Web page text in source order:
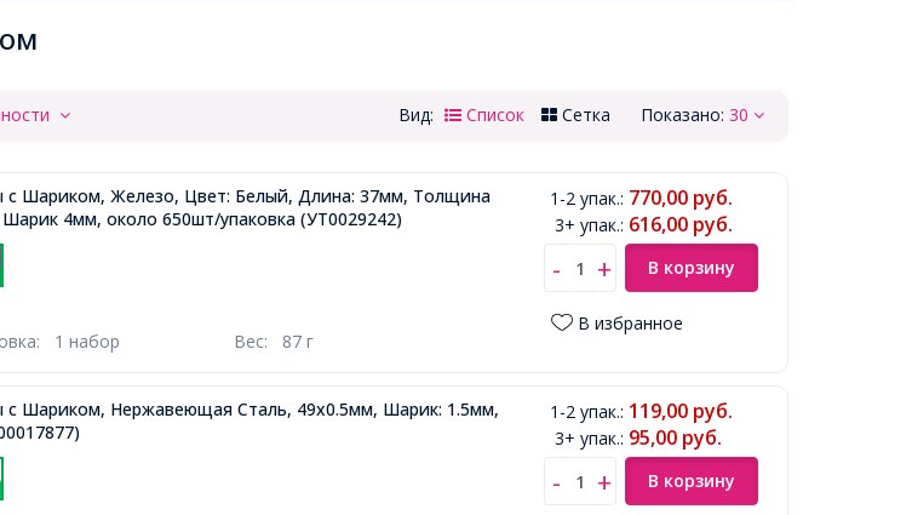
Показано: 30
Вид: Список Сетка
с Шариком, Железо, Цвет: Белый, Длина: 37мм, Толщина
4мм, около 650шт/упаковка (УТ0029242)
1 набор Вес: 87 г
1-2 упак.: 770,00 руб.
3+ упак.: 616,00 руб.
В корзину
В избранное
с Шариком, Нержавеющая Сталь, 49х0.5мм, Шарик: 1.5мм,
1-2 упак.: 119,00 руб.
3+ упак.: 95,00 руб.
В корзину